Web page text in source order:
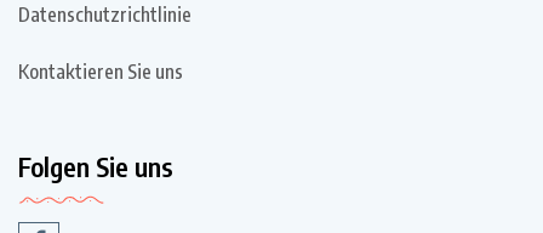
Datenschutzrichtlinie
Kontaktieren Sie uns
Folgen Sie uns